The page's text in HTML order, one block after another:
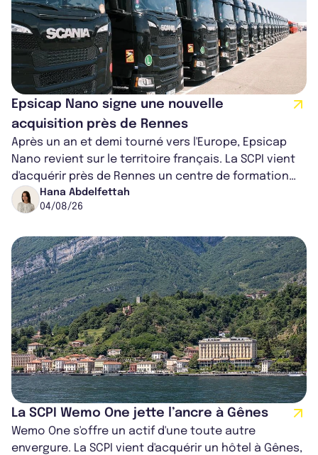
Epsicap Nano signe une nouvelle
acquisition près de Rennes
Après un an et demi tourné vers l'Europe, Epsicap
Nano revient sur le territoire français. La SCPI vient
d'acquérir près de Rennes un centre de formation
pour conducteurs poids lou...
Hana Abdelfettah
04/08/26
La SCPI Wemo One jette l’ancre à Gênes
Wemo One s'offre un actif d'une toute autre
envergure. La SCPI vient d'acquérir un hôtel à Gênes,